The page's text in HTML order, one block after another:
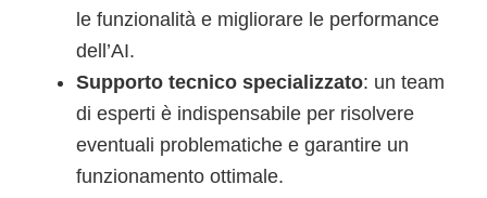
le funzionalità e migliorare le performance
dell’AI.
Supporto tecnico specializzato: un team
di esperti è indispensabile per risolvere
eventuali problematiche e garantire un
funzionamento ottimale.